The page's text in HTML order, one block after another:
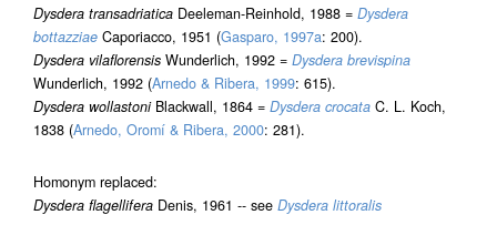
Dysdera transadriatica Deeleman-Reinhold, 1988 = Dysdera
bottazziae Caporiacco, 1951 (Gasparo, 1997a: 200).
Dysdera vilaflorensis Wunderlich, 1992 = Dysdera brevispina
Wunderlich, 1992 (Arnedo & Ribera, 1999: 615).
Dysdera wollastoniBlackwall, 1864 = Dysdera crocata C. L. Koch,
1838 (Arnedo, Oromí & Ribera, 2000: 281).
Homonym replaced:
Dysdera flagellifera Denis, 1961 -- see Dysdera littoralis